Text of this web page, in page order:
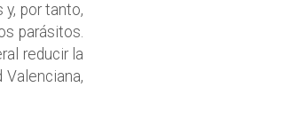
por tanto,
parásitos.
reducir la